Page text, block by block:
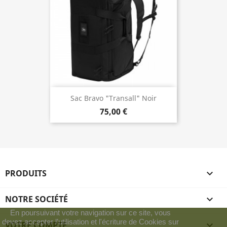
Sac Bravo "Transall" Noir
75,00 €
PRODUITS 
NOTRE SOCIÉTÉ 
En poursuivant votre navigation sur ce site, vous
devez accepter l’utilisation et l'écriture de Cookies sur